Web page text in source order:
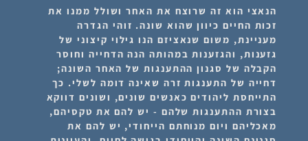
הנאצי הוא זה שרוצח את האחר ושולל ממנו את
זכות החיים כיוון שהוא שונה. זוהי הגדרה
מעניינת, משום שנאציזם הנו גילוי קיצוני של
גזענות, והגזענות במהותה הנה הדחייה וחוסר
הקבלה של סגנון ההתענגות של האחר השונה;
דחייה של התענגות זרה שאינה דומה לשלי. כך
התייחסת ליהודים כאנשים שונים, ושונים דווקא
בצורת ההתענגות שלהם - יש להם את טקסיהם,
מאכליהם ויום מנוחתם הייחודי, יש להם את